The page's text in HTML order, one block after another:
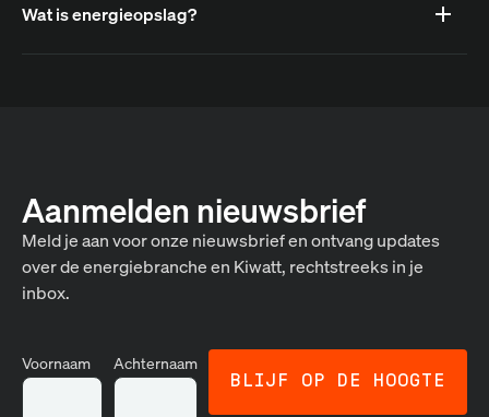
Wat is energieopslag?
Aanmelden nieuwsbrief
Meld je aan voor onze nieuwsbrief en ontvang updates
over de energiebranche en Kiwatt, rechtstreeks in je
inbox.
Voornaam Achternaam